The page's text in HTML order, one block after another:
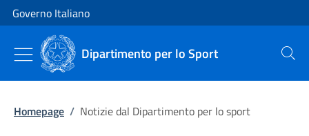
Vai al contenuto
Vai alla navigazione del sito
Governo Italiano
Dipartimento per lo Sport Cerca
Homepage / Notizie dal Dipartimento per lo sport